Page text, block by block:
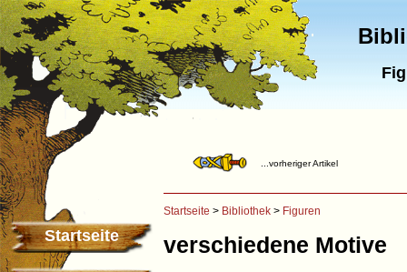
Startseite
...vorheriger Artikel
Startseite > Bibliothek > Figuren
verschiedene Motive